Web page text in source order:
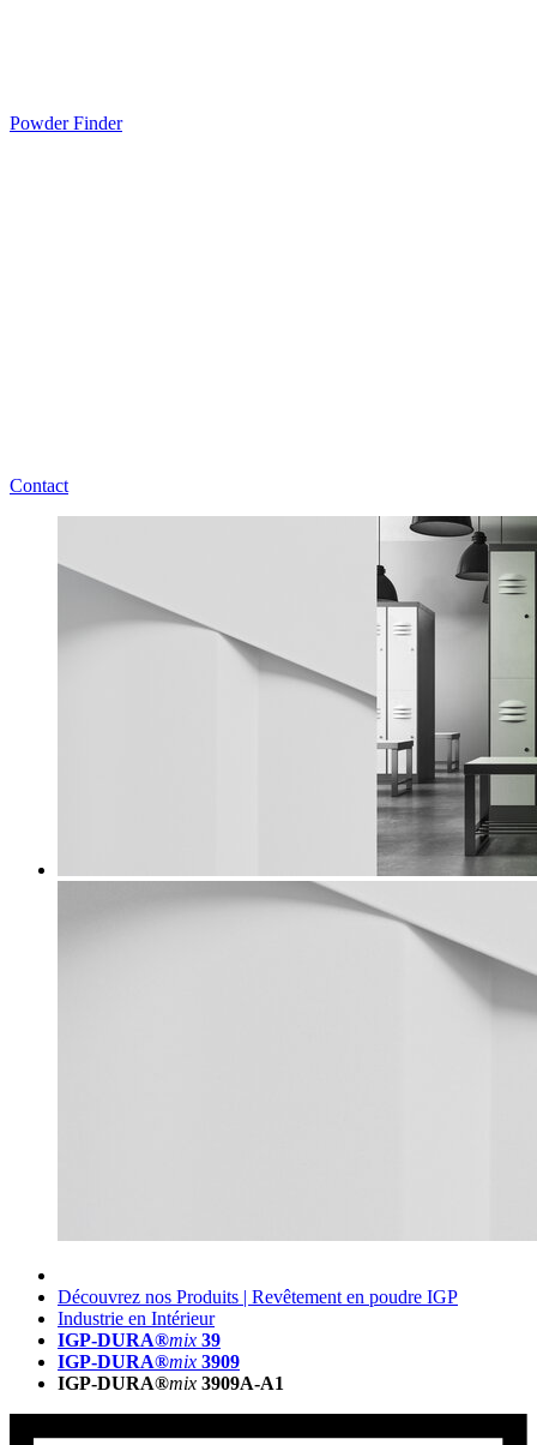
Powder Finder
Contact
Découvrez nos Produits | Revêtement en poudre IGP
Industrie en Intérieur
IGP-DURA®mix 39
IGP-DURA®mix 3909
IGP-DURA®mix 3909A-A1